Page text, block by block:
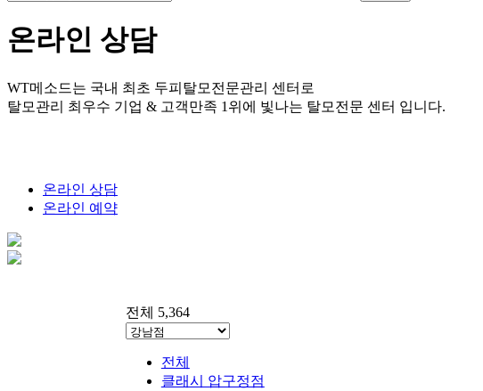
Search
온라인 상담
WT메소드는 국내 최초 두피탈모전문관리 센터로
탈모관리 최우수 기업 & 고객만족 1위에 빛나는 탈모전문 센터 입니다.
온라인 상담
온라인 예약
전체 5,364
전체
클래시 압구정점